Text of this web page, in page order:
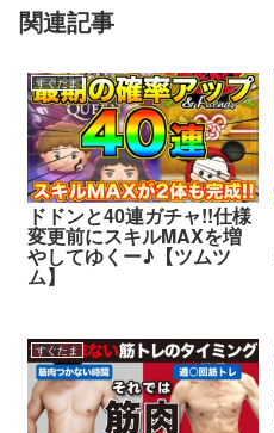
関連記事
すぐたま
ドドンと40連ガチャ!!仕様
変更前にスキルMAXを増
やしてゆくー♪【ツムツ
ム】
すぐたま